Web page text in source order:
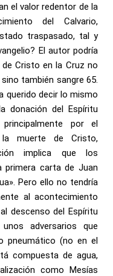
el valor redentor de la
del Calvario,
traspasado, tal y
El autor podría
Cristo en la Cruz no
también sangre 65.
querido decir lo mismo
donación del Espíritu
por el
muerte de Cristo,
implica que los
primera carta de Juan
Pero ello no tendría
al acontecimiento
descenso del Espíritu
adversarios que
pneumático (no en el
compuesta de agua,
como Mesías